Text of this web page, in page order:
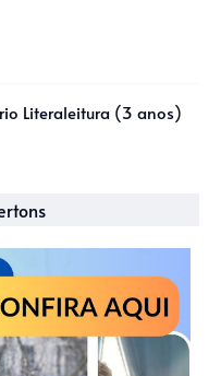
Literaleitura (3 anos)